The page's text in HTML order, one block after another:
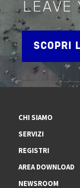
LEAVE
SCOPRI
CHI SIAMO
SERVIZI
REGISTRI
AREA DOWNLOAD
NEWSROOM